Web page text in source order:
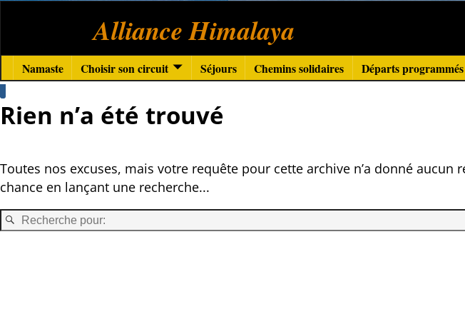
Alliance Himalaya
Namaste Choisir son circuit Séjours Chemins solidaires Départs programmés
Rien n’a été trouvé
Toutes nos excuses, mais votre requête pour cette archive n’a donné aucun
chance en lançant une recherche...